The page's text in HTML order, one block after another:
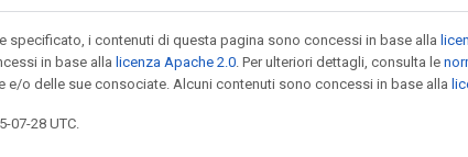
specificato, i contenuti di questa pagina sono concessi in base alla
in base alla licenza Apache 2.0 . Per ulteriori dettagli, consulta le
e/o delle sue consociate. Alcuni contenuti sono concessi in base alla
07-28 UTC.